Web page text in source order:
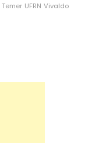
Temer UFRN Vivaldo